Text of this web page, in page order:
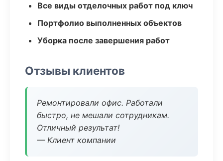
Все виды отделочных работ под ключ
Портфолио выполненных объектов
Уборка после завершения работ
Отзывы клиентов
Ремонтировали офис. Работали
быстро, не мешали сотрудникам.
Отличный результат!
— Клиент компании